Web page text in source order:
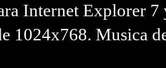
Internet Explorer
1024x768. Musica